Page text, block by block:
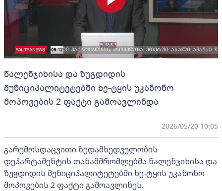
წალენჯიხისა და ზუგდიდის
მუნიციპალიტეტებში ხე-ტყის უკანონო
მოპოვების 2 ფაქტი გამოავლინდა
2026/05/20 10:05
გარემოსდაცვითი ზედამხედველობის
დეპარტამენტის თანამშრომლებმა წალენჯიხისა და
ზუგდიდის მუნიციპალიტეტებში ხე-ტყის უკანონო
მოპოვების 2 ფაქტი გამოავლინეს.